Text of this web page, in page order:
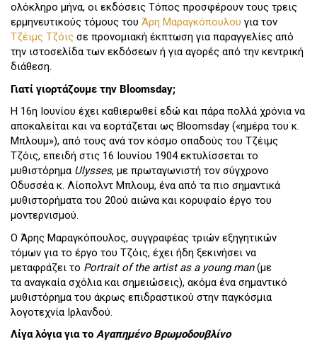
ολόκληρο μήνα, οι εκδόσεις Τόπος προσφέρουν τους τρεις
ερμηνευτικούς τόμους του Άρη Μαραγκόπουλου για τον
Τζέιμς Τζόις σε προνομιακή έκπτωση για παραγγελίες από
την ιστοσελίδα των εκδόσεων ή για αγορές από την κεντρική
διάθεση.
Γιατί γιορτάζουμε την Bloomsday;
Η 16η Ιουνίου έχει καθιερωθεί εδώ και πάρα πολλά χρόνια να
αποκαλείται και να εορτάζεται ως Bloomsday («ημέρα του κ.
Μπλουμ»), από τους ανά τον κόσμο οπαδούς του Τζέιμς
Τζόις, επειδή στις 16 Ιουνίου 1904 εκτυλίσσεται το
μυθιστόρημα Ulysses, με πρωταγωνιστή τον σύγχρονο
Οδυσσέα κ. Λίοπολντ Μπλουμ, ένα από τα πιο σημαντικά
μυθιστορήματα του 20ού αιώνα και κορυφαίο έργο του
μοντερνισμού.
Ο Άρης Μαραγκόπουλος, συγγραφέας τριών εξηγητικών
τόμων για το έργο του Τζόις, έχει ήδη ξεκινήσει να
μεταφράζει το Portrait of the artist as a young man(με
τα αναγκαία σχόλια και σημειώσεις), ακόμα ένα σημαντικό
μυθιστόρημα του άκρως επιδραστικού στην παγκόσμια
λογοτεχνία Ιρλανδού.
Λίγα λόγια για το Αγαπημένο Βρωμοδουβλίνο